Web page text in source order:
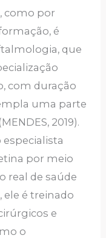
como por
é
que
com duração
uma parte
2019).
por meio
real de saúde
ele é treinado
e
o